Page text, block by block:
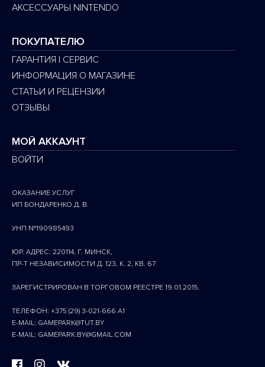
АКСЕССУАРЫ NINTENDO
ПОКУПАТЕЛЮ
ГАРАНТИЯ | СЕРВИС
ИНФОРМАЦИЯ О МАГАЗИНЕ
СТАТЬИ И РЕЦЕНЗИИ
ОТЗЫВЫ
МОЙ АККАУНТ
ВОЙТИ
ОКАЗАНИЕ УСЛУГ
ИП БОНДАРЕНКО Д. В.
УНП №190985493
ЮР. АДРЕС: 220114, Г. МИНСК,
ПР-Т НЕЗАВИСИМОСТИ Д. 123, К. 2, КВ. 67
ЗАРЕГИСТРИРОВАН В ТОРГОВОМ РЕЕСТРЕ 19.01.2015.
ТЕЛЕФОН: +375 (29) 3-021-666 A1
E-MAIL: GAMEPARK@TUT.BY
E-MAIL: GAMEPARK.BY@GMAIL.COM